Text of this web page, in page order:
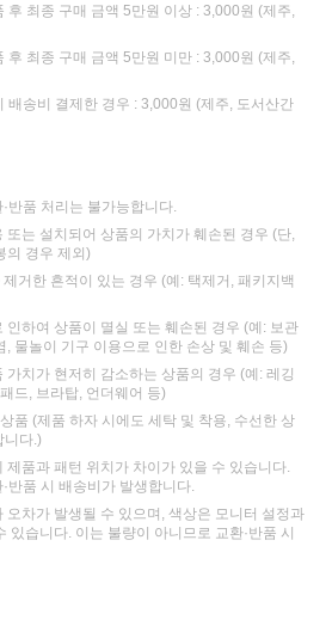
후 최종 구매 금액 5만원 이상 : 3,000원 (제주,
후 최종 구매 금액 5만원 미만 : 3,000원 (제주,
배송비 결제한 경우 : 3,000원 (제주, 도서산간
반품 처리는 불가능합니다.
또는 설치되어 상품의 가치가 훼손된 경우 (단,
의 경우 제외)
거한 흔적이 있는 경우 (예: 택제거, 패키지백
인하여 상품이 멸실 또는 훼손된 경우 (예: 보관
, 물놀이 기구 이용으로 인한 손상 및 훼손 등)
가치가 현저히 감소하는 상품의 경우 (예: 레깅
드, 브라탑, 언더웨어 등)
품 (제품 하자 시에도 세탁 및 착용, 수선한 상
니다.)
품과 패턴 위치가 차이가 있을 수 있습니다.
반품 시 배송비가 발생합니다.
오차가 발생될 수 있으며, 색상은 모니터 설정과
있습니다. 이는 불량이 아니므로 교환·반품 시